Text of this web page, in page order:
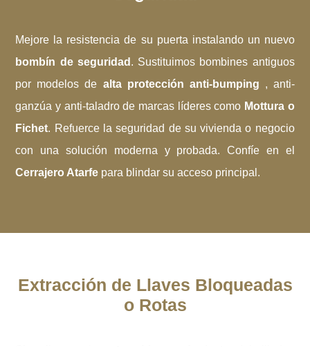
Mejore la resistencia de su puerta instalando un nuevo
bombín de seguridad . Sustituimos bombines antiguos
por modelos de alta protección anti-bumping , anti-
ganzúa y anti-taladro de marcas líderes como Mottura o
Fichet. Refuerce la seguridad de su vivienda o negocio
con una solución moderna y probada. Confíe en el
Cerrajero Atarfe para blindar su acceso principal.
Extracción de Llaves Bloqueadas
o Rotas